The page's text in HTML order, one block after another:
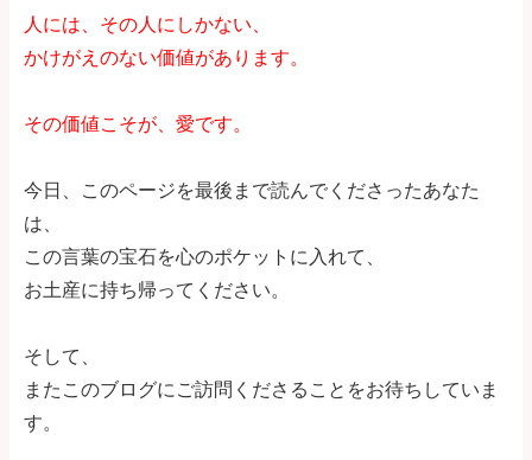
人には、その人にしかない、
かけがえのない価値があります。
その価値こそが、愛です。
今日、このページを最後まで読んでくださったあなた
は、
この言葉の宝石を心のポケットに入れて、
お土産に持ち帰ってください。
そして、
またこのブログにご訪問くださることをお待ちしていま
す。